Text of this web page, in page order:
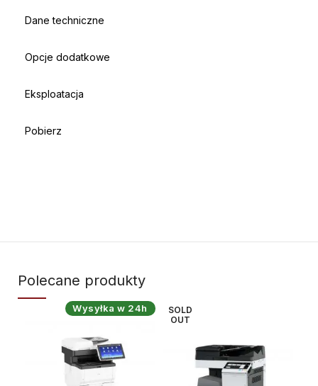
Dane techniczne
Opcje dodatkowe
Eksploatacja
Pobierz
Polecane produkty
Wysyłka w 24h
SOLD
OUT